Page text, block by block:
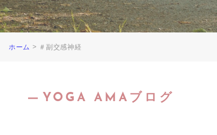
ホーム > ＃副交感神経
YOGA AMAブログ